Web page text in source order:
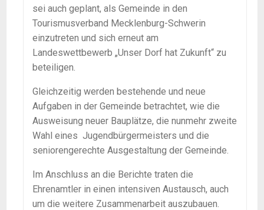
sei auch geplant, als Gemeinde in den
Tourismusverband Mecklenburg-Schwerin
einzutreten und sich erneut am
Landeswettbewerb „Unser Dorf hat Zukunft“ zu
beteiligen.
Gleichzeitig werden bestehende und neue
Aufgaben in der Gemeinde betrachtet, wie die
Ausweisung neuer Bauplätze, die nunmehr zweite
Wahl eines Jugendbürgermeisters und die
seniorengerechte Ausgestaltung der Gemeinde.
Im Anschluss an die Berichte traten die
Ehrenamtler in einen intensiven Austausch, auch
um die weitere Zusammenarbeit auszubauen.